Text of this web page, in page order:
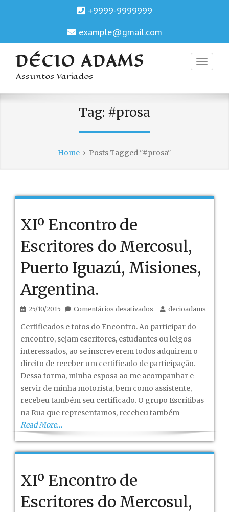
+9999-9999999
example@gmail.com
DÉCIO ADAMS
Assuntos Variados
Tag: #prosa
Home › Posts Tagged "#prosa"
XIº Encontro de
Escritores do Mercosul,
Puerto Iguazú, Misiones,
Argentina.
25/10/2015 Comentários desativados em
Encontro
Escritores
Mercosul,
Iguazú,
Argentina.
decioadams
Certificados e fotos do Encontro. Ao participar do
encontro, sejam escritores, estudantes ou leigos
interessados, ao se inscreverem todos adquirem o
direito de receber um certificado de participação.
Dessa forma, minha esposa ao me acompanhar e
servir de minha motorista, bem como assistente,
recebeu também seu certificado. O grupo Escritibas
na Rua que representamos, recebeu também
Read More…
XIº Encontro de
Escritores do Mercosul,